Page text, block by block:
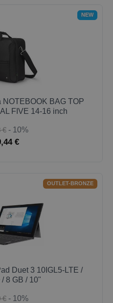
NEW
NOTEBOOK BAG TOP
FIVE 14-16 inch
€ - 10%
€
OUTLET-BRONZE
Duet 3 10IGL5-LTE /
8 GB / 10"
€ - 10%